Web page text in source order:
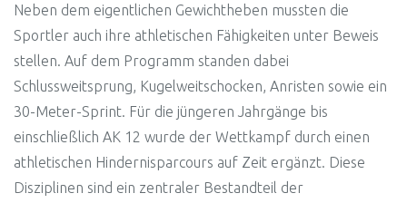
Neben dem eigentlichen Gewichtheben mussten die
Sportler auch ihre athletischen Fähigkeiten unter Beweis
stellen. Auf dem Programm standen dabei
Schlussweitsprung, Kugelweitschocken, Anristen sowie ein
30-Meter-Sprint. Für die jüngeren Jahrgänge bis
einschließlich AK 12 wurde der Wettkampf durch einen
athletischen Hindernisparcours auf Zeit ergänzt. Diese
Disziplinen sind ein zentraler Bestandteil der